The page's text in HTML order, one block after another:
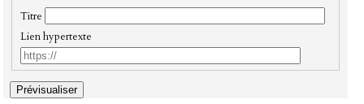
Titre
Lien hypertexte